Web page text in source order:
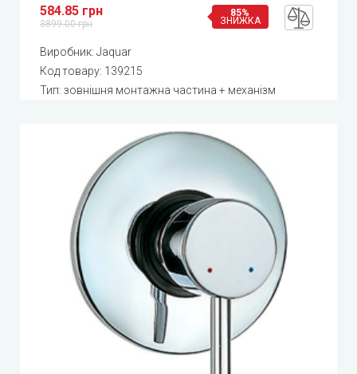
584.85 грн
3899.00 грн
85%
ЗНИЖКА
Виробник: Jaquar
Код товару: 139215
Тип: зовнішня монтажна частина + механізм